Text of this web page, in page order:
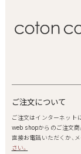
ご注文について
ご注文はインターネット
web shopからのご注文商
直接お電話いただくか、
さい。